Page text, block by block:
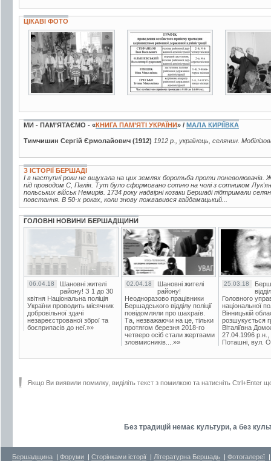
ЦІКАВІ ФОТО
2 фото 3 фото
МИ - ПАМ’ЯТАЄМО - «КНИГА ПАМ’ЯТІ УКРАЇНИ» / МАЛА КИРІЇВКА
Тимчишин Сергій Єрмолайович (1912) 1912 р., українець, селянин.
З ІСТОРІЇ БЕРШАДІ
І в наступні роки не вщухала на цих землях боротьба проти поневолювачів.
під проводом С, Палія. Тут було сформовано сотню на чолі з сотником
польських військ Немирів. 1734 року надвірні козаки Бершаді підтримали
повстання. В 50-х роках, коли знову пожвавився гайдамацький...
ГОЛОВНІ НОВИНИ БЕРШАДЩИНИ
06.04.18
Шановні жителі
району! З 1 до 30
квітня Національна поліція
України проводить місячник
добровільної здачі
незареєстрованої зброї та
боєприпасів до неї.»»
02.04.18
Шановні жителі
району!
Неодноразово працівники
Бершадського відділу поліції
повідомляли про шахраїв.
Та, незважаючи на це, тільки
протягом березня 2018-го
четверо осіб стали жертвами
зловмисників....»»
25.03.18
Головного
національної
Вінницькій
розшукується
Віталіївна
27.04.1996 р.н.,
Поташні, вул.
Якщо Ви виявили помилку, виділіть текст з помилкою та натисніть Ctrl+Enter
Без традицій немає культури, а без
Бершадщина | Форуми | Сторінками історії | Літературна Бершадь | Фотогалереї